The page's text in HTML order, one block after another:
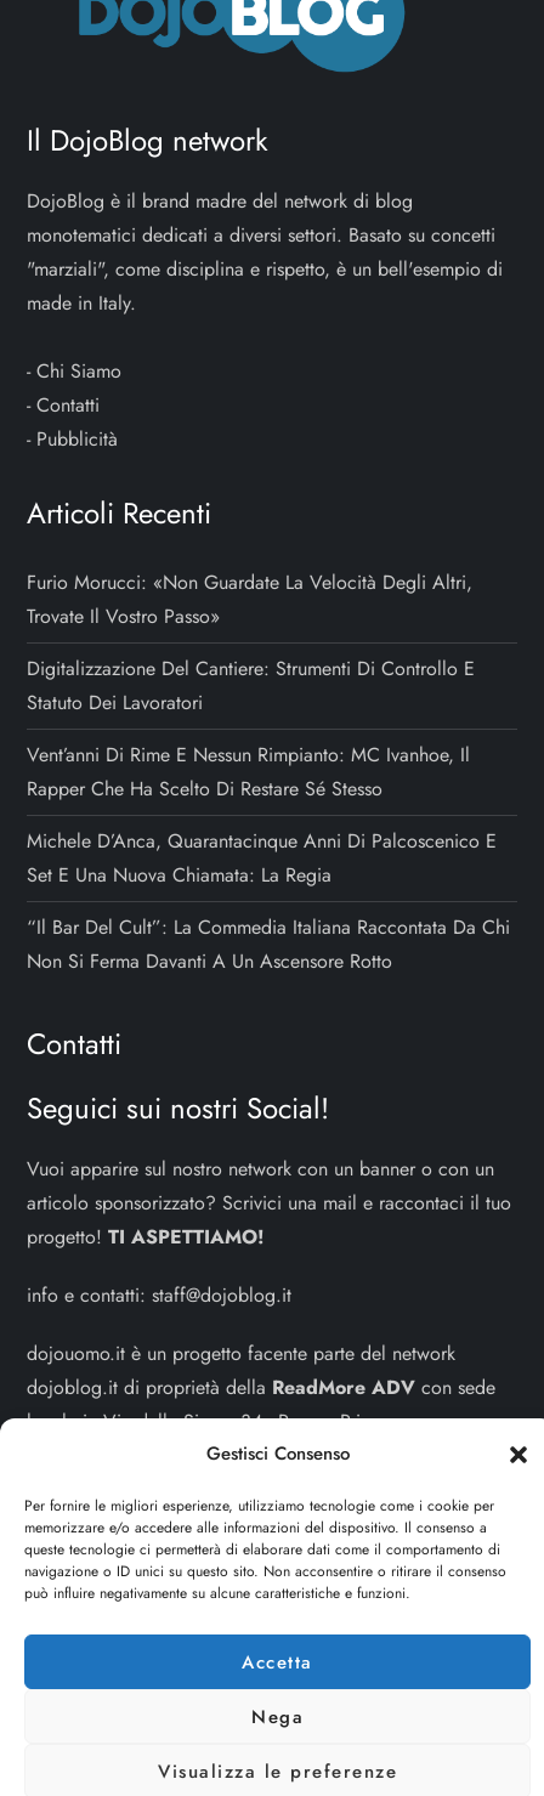
Gestisci Consenso
Per fornire le migliori esperienze, utilizziamo tecnologie come i cookie per
memorizzare e/o accedere alle informazioni del dispositivo. Il consenso a
queste tecnologie ci permetterà di elaborare dati come il comportamento di
navigazione o ID unici su questo sito. Non acconsentire o ritirare il consenso
può influire negativamente su alcune caratteristiche e funzioni.
Accetta
Nega
Visualizza le preferenze
Il DojoBlog network
DojoBlog è il brand madre del network di blog
monotematici dedicati a diversi settori. Basato su concetti
"marziali", come disciplina e rispetto, è un bell'esempio di
made in Italy.
-Chi Siamo
-Contatti
- Pubblicità
Articoli Recenti
Furio Morucci: «Non Guardate La Velocità Degli Altri,
Trovate Il Vostro Passo»
Digitalizzazione Del Cantiere: Strumenti Di Controllo E
Statuto Dei Lavoratori
Vent’anni Di Rime E Nessun Rimpianto: MC Ivanhoe, Il
Rapper Che Ha Scelto Di Restare Sé Stesso
Michele D’Anca, Quarantacinque Anni Di Palcoscenico E
Set E Una Nuova Chiamata: La Regia
“Il Bar Del Cult”: La Commedia Italiana Raccontata Da Chi
Non Si Ferma Davanti A Un Ascensore Rotto
Contatti
Seguici sui nostri Social!
Vuoi apparire sul nostro network con un banner o con un
articolo sponsorizzato? Scrivici una mail e raccontaci il tuo
progetto!TI ASPETTIAMO!
info e contatti:staff@dojoblog.it
dojouomo.it è un progetto facente parte del network
dojoblog.it di proprietà della ReadMore ADV con sede
legale in Via delle Sirene 34 - Roma - P.iva:
Sitemap - Privacy Policy-Cookie Policy
Cerca